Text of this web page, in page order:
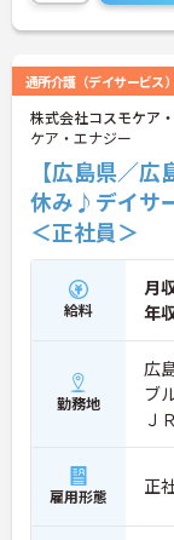
通所介護（デイサービス）
株式会社コスモケア
ケア・エナジー
【広島県／
休み♪デイサ
＜正社員＞
給料
月
年
勤務地
広
ブ
Ｊ
雇用形態 正